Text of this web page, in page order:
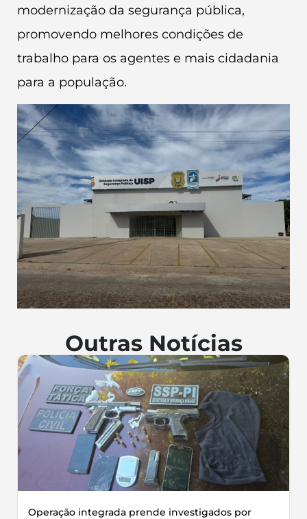
modernização da segurança pública,
promovendo melhores condições de
trabalho para os agentes e mais cidadania
para a população.
Outras Notícias
Operação integrada prende investigados por